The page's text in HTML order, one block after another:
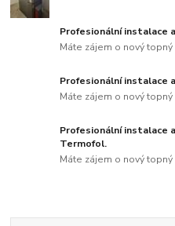
Profesionální instalace
Máte zájem o nový topný
Profesionální instalace
Máte zájem o nový
Profesionální instalace
Termofol.
Máte zájem o nový topný